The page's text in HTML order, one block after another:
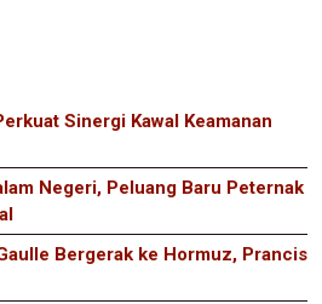
Sinergi Kawal Keamanan
Negeri, Peluang Baru Peternak
Bergerak ke Hormuz, Prancis